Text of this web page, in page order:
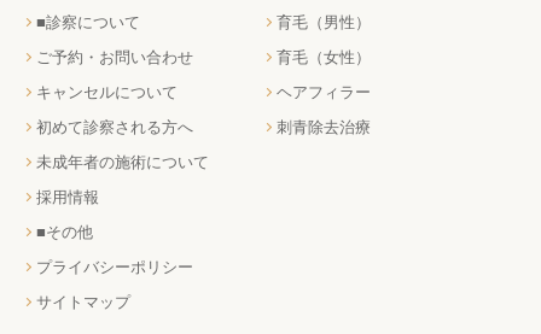
■診察について
ご予約・お問い合わせ
キャンセルについて
初めて診察される方へ
未成年者の施術について
採用情報
■その他
プライバシーポリシー
サイトマップ
育毛（男性）
育毛（女性）
ヘアフィラー
刺青除去治療